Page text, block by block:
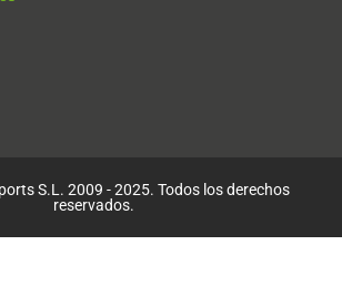
S.L. 2009 - 2025. Todos los derechos
reservados.